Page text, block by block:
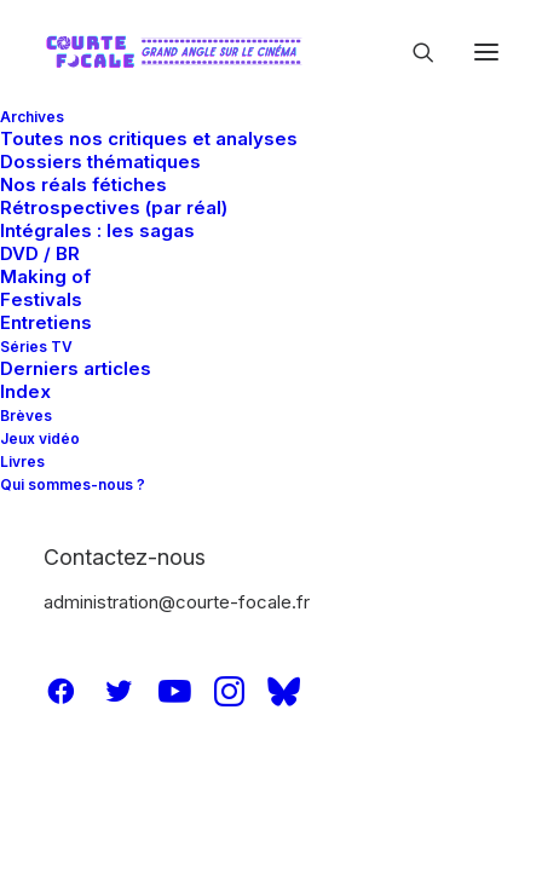
Archives
Toutes nos critiques et analyses
Dossiers thématiques
Nos réals fétiches
Rétrospectives (par réal)
Intégrales : les sagas
DVD / BR
Making of
Festivals
Entretiens
Séries TV
Derniers articles
Index
Brèves
Jeux vidéo
Livres
Qui sommes-nous ?
Contactez-nous
administration@courte-focale.fr
In
Star Trek - L'intégrale